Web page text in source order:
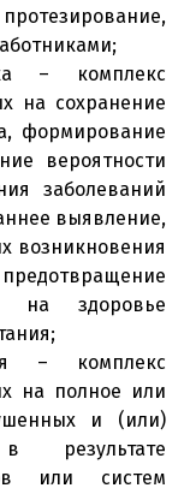
– комплекс
на сохранение
формирование
вероятности
заболеваний
выявление,
возникновения
на здоровье
– комплекс
на полное или
и (или)
результате
или систем